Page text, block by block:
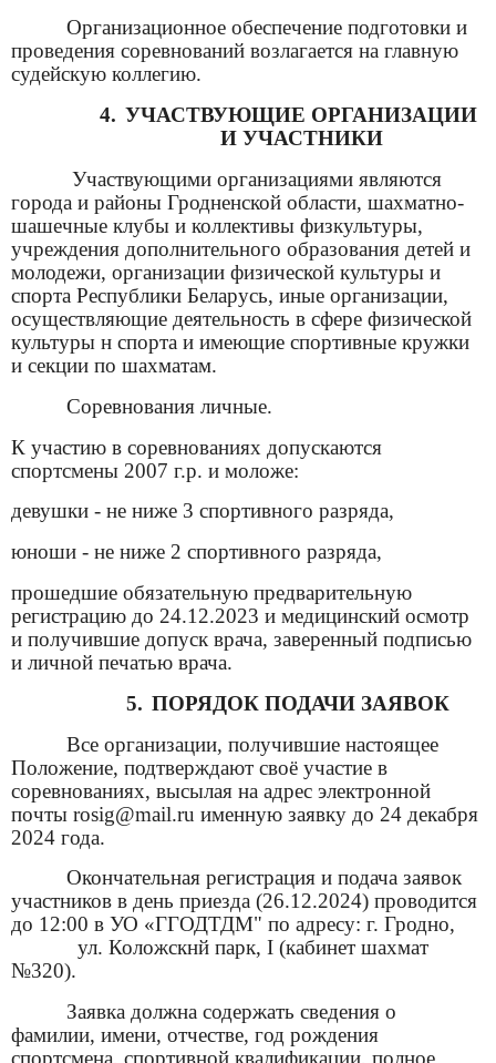
Организационное обеспечение подготовки и
проведения соревнований возлагается на главную
судейскую коллегию.
4. УЧАСТВУЮЩИЕ ОРГАНИЗАЦИИ
И УЧАСТНИКИ
Участвующими организациями являются
города и районы Гродненской области, шахматно-
шашечные клубы и коллективы физкультуры,
учреждения дополнительного образования детей и
молодежи, организации физической культуры и
спорта Республики Беларусь, иные организации,
осуществляющие деятельность в сфере физической
культуры н спорта и имеющие спортивные кружки
и секции по шахматам.
Соревнования личные.
К участию в соревнованиях допускаются
спортсмены 2007 г.р. и моложе:
девушки - не ниже 3 спортивного разряда,
юноши - не ниже 2 спортивного разряда,
прошедшие обязательную предварительную
регистрацию до 24.12.2023 и медицинский осмотр
и получившие допуск врача, заверенный подписью
и личной печатью врача.
5. ПОРЯДОК ПОДАЧИ ЗАЯВОК
Все организации, получившие настоящее
Положение, подтверждают своё участие в
соревнованиях, высылая на адрес электронной
почты rosig@mail.ru именную заявку до 24 декабря
2024 года.
Окончательная регистрация и подача заявок
участников в день приезда (26.12.2024) проводится
до 12:00 в УО «ГГОДТДМ" по адресу: г. Гродно,
ул. Коложскнй парк, I (кабинет шахмат
№320).
Заявка должна содержать сведения о
фамилии, имени, отчестве, год рождения